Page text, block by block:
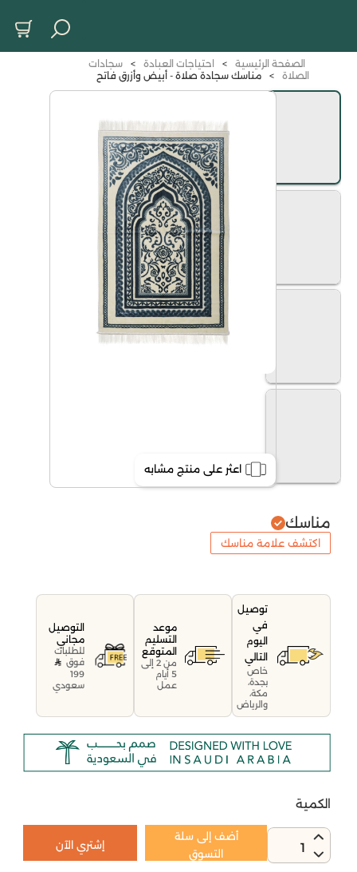
الصفحة الرئيسية > احتياجات العبادة >
سجادات
الصلاة
> مناسك سجادة صلاة - أبيض وأزرق فاتح
اعثر على منتج مشابه
مناسك
اكتشف علامة مناسك
توصيل
في
اليوم
التالي
خاص
بجدة،
مكة،
والرياض
موعد
التسليم
المتوقع
من 2 إلى
5 أيام
عمل
التوصيل
مجاني
للطلبات
فوق
199
سعودي
الكمية
1
أضف إلى سلة
التسوق
إشتري الآن